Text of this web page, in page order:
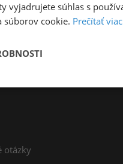
zdarma od 49,00 € do
otázky
vyjadrujete súhlas s
súborov cookie. Prečítať viac